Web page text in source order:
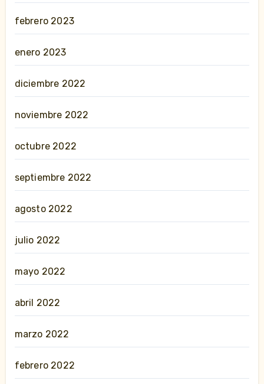
febrero 2023
enero 2023
diciembre 2022
noviembre 2022
octubre 2022
septiembre 2022
agosto 2022
julio 2022
mayo 2022
abril 2022
marzo 2022
febrero 2022